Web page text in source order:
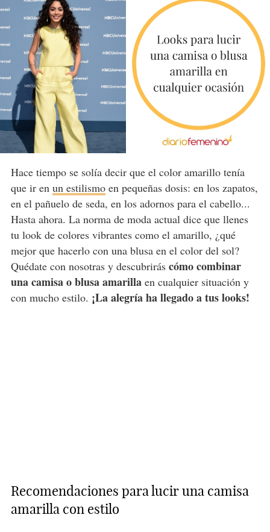
Hace tiempo se solía decir que el color amarillo tenía
que ir en un estilismoen pequeñas dosis: en los zapatos,
en el pañuelo de seda, en los adornos para el cabello...
Hasta ahora. La norma de moda actual dice que llenes
tu look de colores vibrantes como el amarillo, ¿qué
mejor que hacerlo con una blusa en el color del sol?
Quédate con nosotras y descubrirás cómo combinar
una camisa o blusa amarillaen cualquier situación y
con mucho estilo. ¡La alegría ha llegado a tus looks!
Recomendaciones para lucir una camisa
amarilla con estilo